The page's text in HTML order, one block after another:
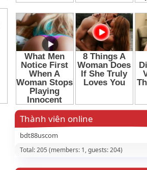
Thành viên online
bdt88uscom
Total: 205 (members: 1, guests: 204)